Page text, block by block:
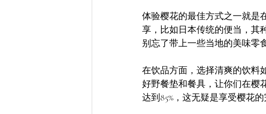
体验樱花的最佳方式之一就是
享，比如日本传统的便当，其
别忘了带上一些当地的美味零
在饮品方面，选择清爽的饮料
好野餐垫和餐具，让你们在樱
达到85%，这无疑是享受樱花的